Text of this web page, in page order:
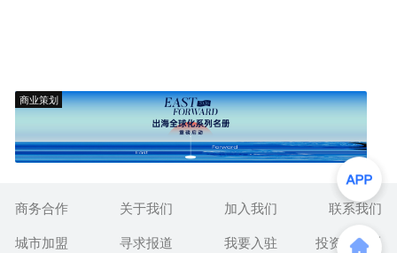
商业策划
商务合作 关于我们 加入我们
联系我们
城市加盟
寻求报道 我要入驻 投资者关系